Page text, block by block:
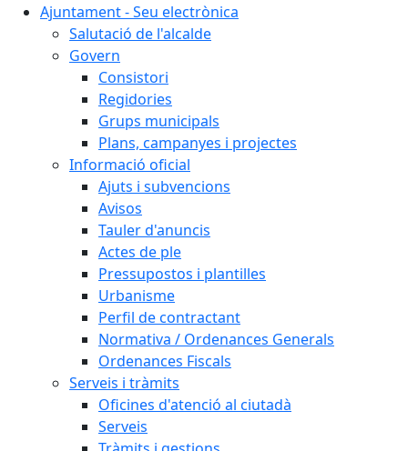
Ajuntament - Seu electrònica
Salutació de l'alcalde
Govern
Consistori
Regidories
Grups municipals
Plans, campanyes i projectes
Informació oficial
Ajuts i subvencions
Avisos
Tauler d'anuncis
Actes de ple
Pressupostos i plantilles
Urbanisme
Perfil de contractant
Normativa / Ordenances Generals
Ordenances Fiscals
Serveis i tràmits
Oficines d'atenció al ciutadà
Serveis